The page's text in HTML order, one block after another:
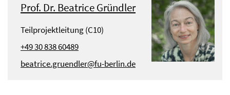
Prof. Dr. Beatrice Gründler
Teilprojektleitung (C10)
+49 30 838 60489
beatrice.gruendler@fu-berlin.de